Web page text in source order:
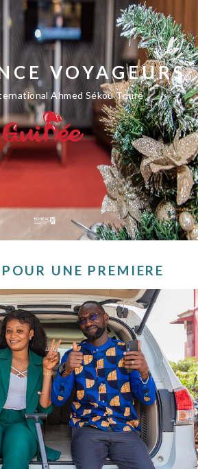
VOYAGEURS
Ahmed Sékou Touré
UNE PREMIERE